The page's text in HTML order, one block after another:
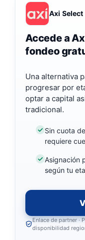
Axi Select
Accede a
fondeo
Una alternativa
progresar por
optar a capital
tradicional.
Sin cuota
requiere
Asignación
según tu
Enlace de partner ·
disponibilidad